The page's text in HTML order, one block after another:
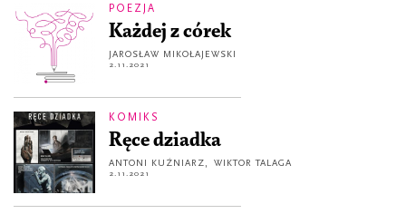
POEZJA
Każdej z córek
JAROSŁAW MIKOŁAJEWSKI
2.11.2021
KOMIKS
Ręce dziadka
ANTONI KUŹNIARZ, WIKTOR TALAGA
2.11.2021